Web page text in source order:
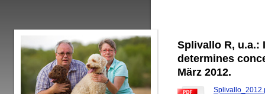
Splivallo R,
determines
März 2012.